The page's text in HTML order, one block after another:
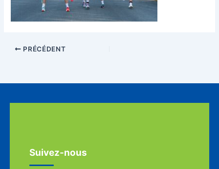
PRÉCÉDENT
Suivez-nous